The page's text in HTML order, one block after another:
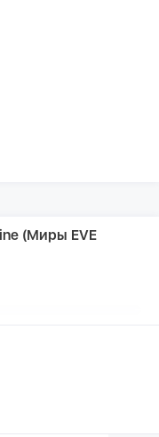
(Миры EVE